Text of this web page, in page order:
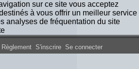
sur ce site vous acceptez
à vous offrir un meilleur service
analyses de fréquentation du site
Maiden France
Règlement S'inscrire Se connecter